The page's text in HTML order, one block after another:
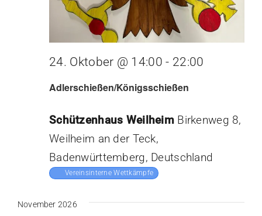
Adlerschießen/Königsschießen
24. Oktober @ 14:00 - 22:00
Schützenhaus Weilheim Birkenweg 8,
Weilheim an der Teck,
Badenwürttemberg, Deutschland
Vereinsinterne Wettkämpfe
November 2026